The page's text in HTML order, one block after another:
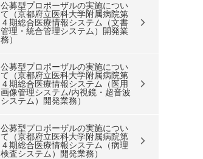
公募型プロポーザルの実施につい
て（京都府立医科大学附属病院第
４期総合医療情報システム（文書
管理・統合管理システム）開発業
務）
公募型プロポーザルの実施につい
て（京都府立医科大学附属病院第
４期総合医療情報システム（医用
画像管理システム/内視鏡・超音波
システム）開発業務）
公募型プロポーザルの実施につい
て（京都府立医科大学附属病院第
４期総合医療情報システム（病理
検査システム）開発業務）